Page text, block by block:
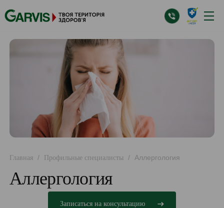
Главная / Профильные специалисты / Аллергология
Аллергология
Записаться на консультацию